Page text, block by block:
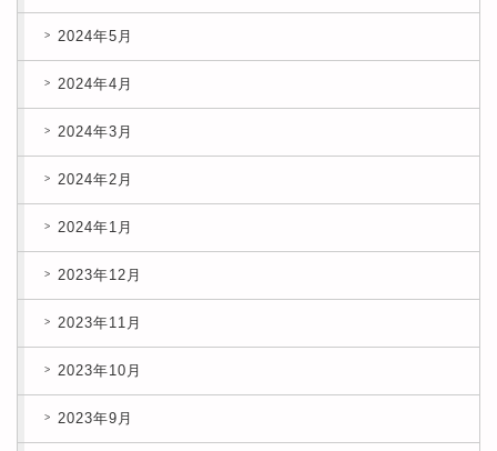
2024年5月
2024年4月
2024年3月
2024年2月
2024年1月
2023年12月
2023年11月
2023年10月
2023年9月